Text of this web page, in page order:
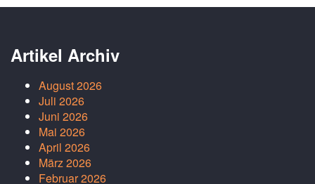
Artikel Archiv
August 2026
Juli 2026
Juni 2026
Mai 2026
April 2026
März 2026
Februar 2026